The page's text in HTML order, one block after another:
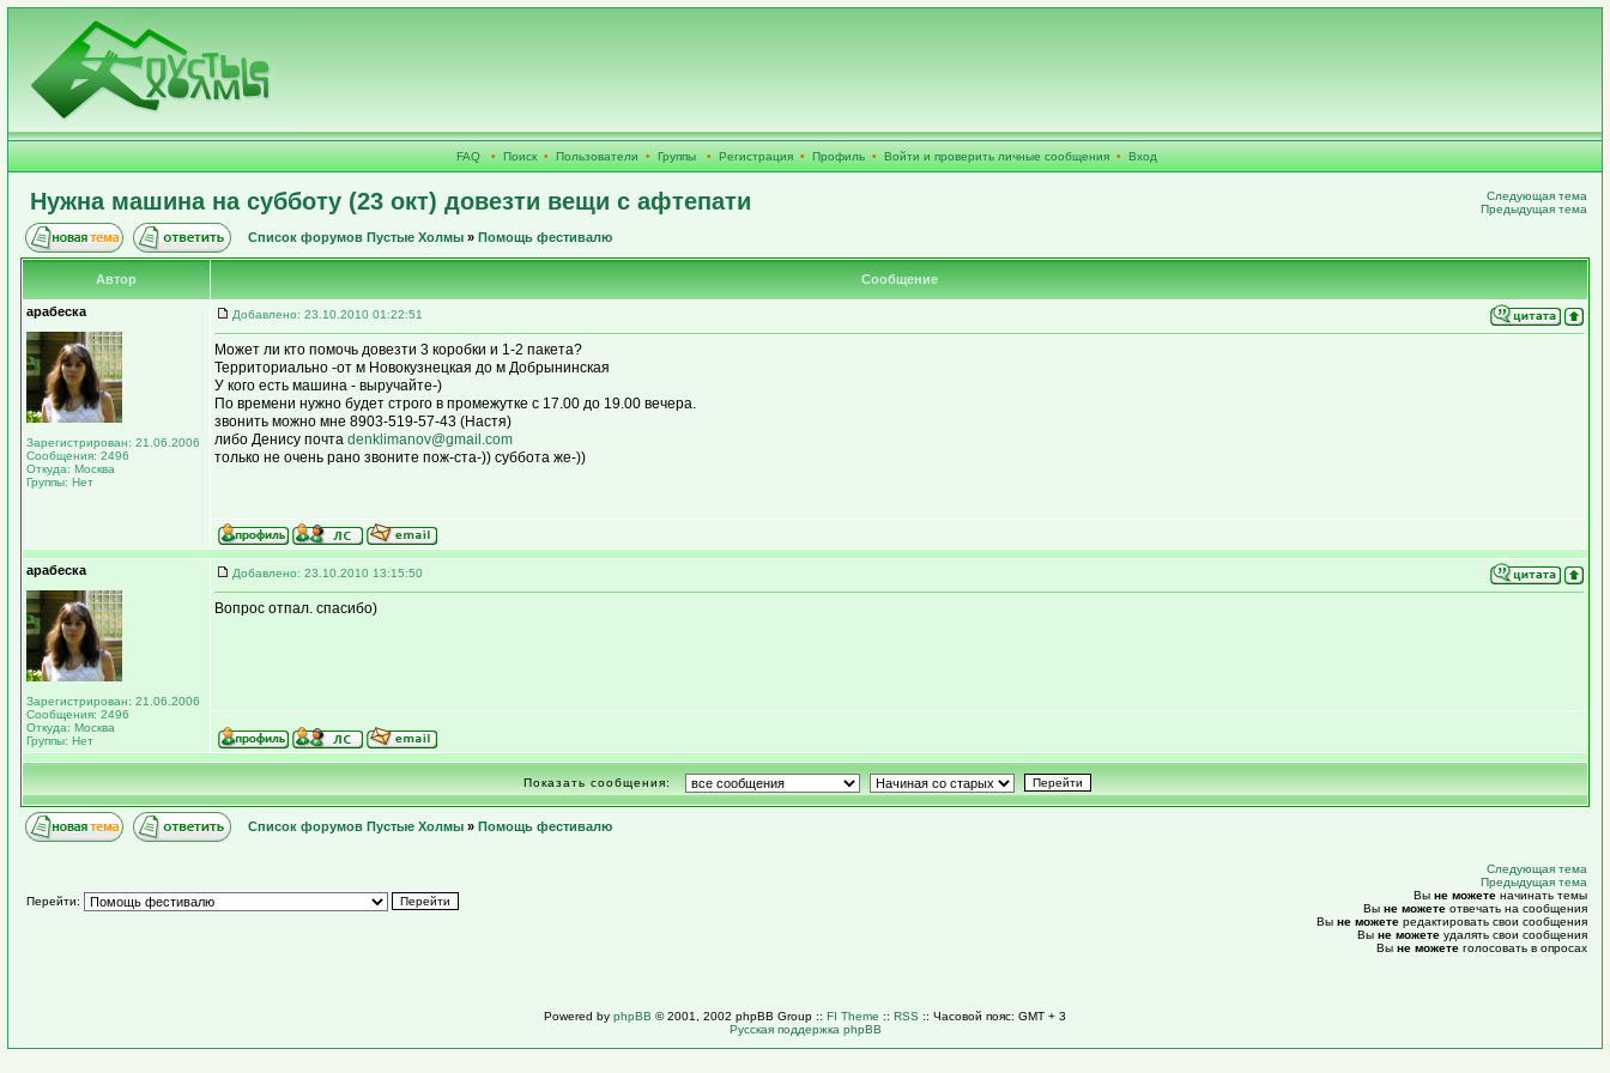
FAQ • Поиск • Пользователи • Группы • Регистрация • Профиль • Войти и проверить личные сообщения • Вход
Нужна машина на субботу (23 окт) довезти вещи с афтепати
Следующая тема
Предыдущая тема
Список форумов Пустые Холмы » Помощь фестивалю
Автор Сообщение
арабеска
Зарегистрирован: 21.06.2006
Сообщения: 2496
Откуда: Москва
Группы: Нет
Добавлено: 23.10.2010 01:22:51
Может ли кто помочь довезти 3 коробки и 1-2 пакета?
Территориально -от м Новокузнецкая до м Добрынинская
У кого есть машина - выручайте-)
По времени нужно будет строго в промежутке с 17.00 до 19.00 вечера.
звонить можно мне 8903-519-57-43 (Настя)
либо Денису почта denklimanov@gmail.com
только не очень рано звоните пож-ста-)) суббота же-))
арабеска
Зарегистрирован: 21.06.2006
Сообщения: 2496
Откуда: Москва
Группы: Нет
Добавлено: 23.10.2010 13:15:50
Вопрос отпал. спасибо)
Показать сообщения:
Список форумов Пустые Холмы » Помощь фестивалю
Перейти:
Следующая тема
Предыдущая тема
Вы не можете начинать темы
Вы не можете отвечать на сообщения
Вы не можете редактировать свои сообщения
Вы не можете удалять свои сообщения
Вы не можете голосовать в опросах
Powered by phpBB © 2001, 2002 phpBB Group :: FI Theme :: RSS :: Часовой пояс: GMT + 3
Русская поддержка phpBB